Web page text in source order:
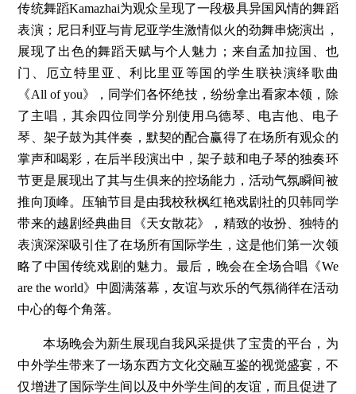
传统舞蹈Kamazhai为观众呈现了一段极具异国风情的舞蹈
表演；尼日利亚与肯尼亚学生激情似火的劲舞串烧演出，
展现了出色的舞蹈天赋与个人魅力；来自孟加拉国、也
门、厄立特里亚、利比里亚等国的学生联袂演绎歌曲
《All of you》，同学们各怀绝技，纷纷拿出看家本领，除
了主唱，其余四位同学分别使用乌德琴、电吉他、电子
琴、架子鼓为其伴奏，默契的配合赢得了在场所有观众的
掌声和喝彩，在后半段演出中，架子鼓和电子琴的独奏环
节更是展现出了其与生俱来的控场能力，活动气氛瞬间被
推向顶峰。压轴节目是由我校秋枫红艳戏剧社的贝韩同学
带来的越剧经典曲目《天女散花》，精致的妆扮、独特的
表演深深吸引住了在场所有国际学生，这是他们第一次领
略了中国传统戏剧的魅力。最后，晚会在全场合唱《We
are the world》中圆满落幕，友谊与欢乐的气氛徜徉在活动
中心的每个角落。
本场晚会为新生展现自我风采提供了宝贵的平台，为
中外学生带来了一场东西方文化交融互鉴的视觉盛宴，不
仅增进了国际学生间以及中外学生间的友谊，而且促进了